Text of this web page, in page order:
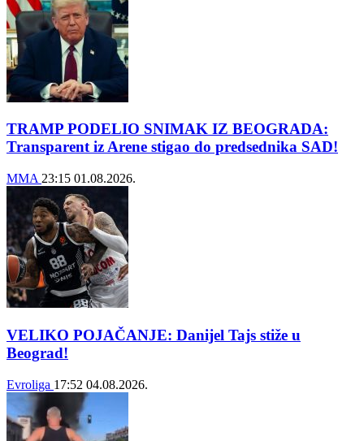
TRAMP PODELIO SNIMAK IZ BEOGRADA:
Transparent iz Arene stigao do predsednika SAD!
MMA 23:15 01.08.2026.
VELIKO POJAČANJE: Danijel Tajs stiže u
Beograd!
Evroliga 17:52 04.08.2026.